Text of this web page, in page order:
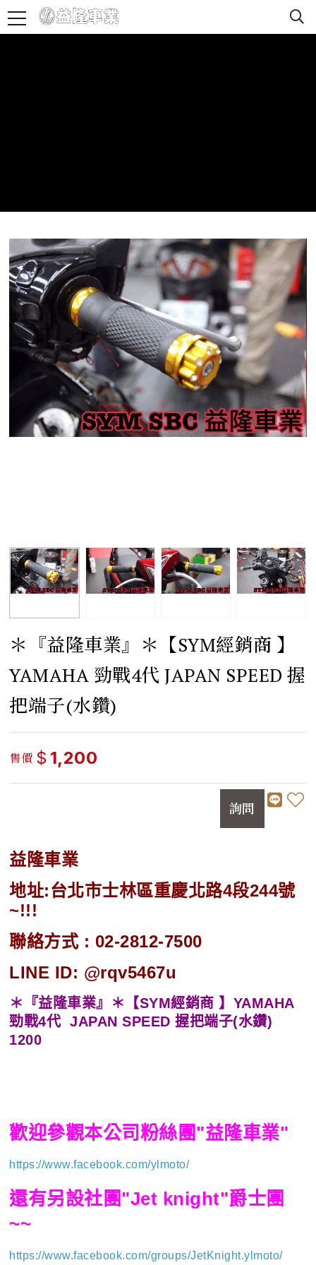
＊『益隆車業』＊【SYM經銷商 】
YAMAHA 勁戰4代 JAPAN SPEED 握
把端子(水鑽)
售價 $ 1,200
詢問
益隆車業
地址:台北市士林區重慶北路4段244號
~!!!
聯絡方式 : 02-2812-7500
LINE ID: @rqv5467u
＊『益隆車業』＊【SYM經銷商 】YAMAHA
勁戰4代 JAPAN SPEED 握把端子(水鑽)
1200
歡迎參觀本公司粉絲團"益隆車業"
https://www.facebook.com/ylmoto/
還有另設社團"Jet knight"爵士團
~~
https://www.facebook.com/groups/JetKnight.ylmoto/